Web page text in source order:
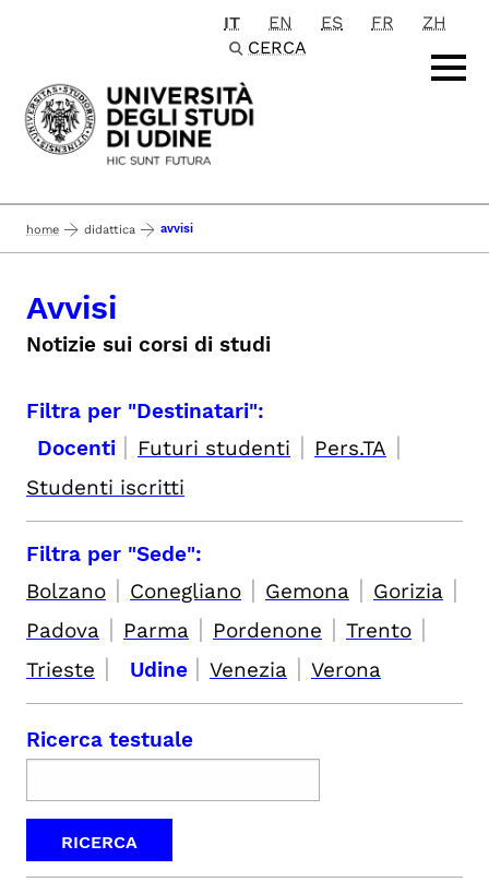
Passa al contenuto principale
IT EN ES FR
ZH
CERCA
home didattica avvisi
Avvisi
Notizie sui corsi di studi
Filtra per "Destinatari":
Docenti | Futuri studenti | Pers.TA |
Studenti iscritti
Filtra per "Sede":
Bolzano | Conegliano | Gemona | Gorizia |
Padova | Parma | Pordenone | Trento |
Trieste | Udine | Venezia | Verona
Ricerca testuale